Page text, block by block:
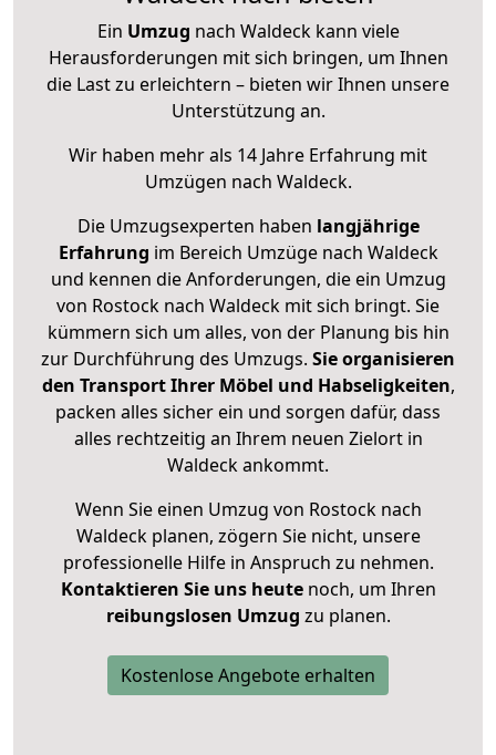
Ein Umzug nach Waldeck kann viele
Herausforderungen mit sich bringen, um Ihnen
die Last zu erleichtern – bieten wir Ihnen unsere
Unterstützung an.
Wir haben mehr als 14 Jahre Erfahrung mit
Umzügen nach Waldeck.
Die Umzugsexperten haben langjährige
Erfahrung im Bereich Umzüge nach Waldeck
und kennen die Anforderungen, die ein Umzug
von Rostock nach Waldeck mit sich bringt. Sie
kümmern sich um alles, von der Planung bis hin
zur Durchführung des Umzugs. Sie organisieren
den Transport Ihrer Möbel und Habseligkeiten,
packen alles sicher ein und sorgen dafür, dass
alles rechtzeitig an Ihrem neuen Zielort in
Waldeck ankommt.
Wenn Sie einen Umzug von Rostock nach
Waldeck planen, zögern Sie nicht, unsere
professionelle Hilfe in Anspruch zu nehmen.
Kontaktieren Sie uns heutenoch, um Ihren
reibungslosen Umzug zu planen.
Kostenlose Angebote erhalten